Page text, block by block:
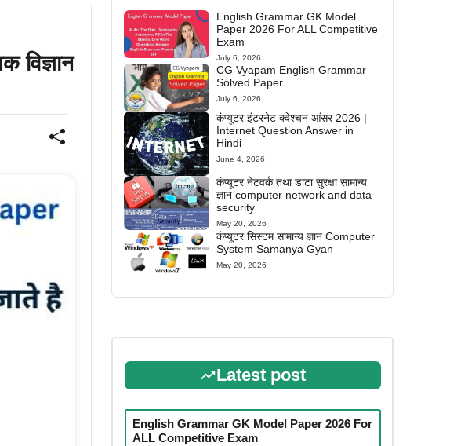
English Grammar GK Model
Paper 2026 For ALL Competitive
Exam
July 6, 2026
CG Vyapam English Grammar
Solved Paper
July 6, 2026
कंप्यूटर इंटरनेट क्वेश्चन आंसर 2026 |
Internet Question Answer in
Hindi
June 4, 2026
कंप्यूटर नेटवर्क तथा डाटा सुरक्षा सामान्य
ज्ञान computer network and data
security
May 20, 2026
कंप्यूटर सिस्टम सामान्य ज्ञान Computer
System Samanya Gyan
May 20, 2026
Latest post
English Grammar GK Model Paper 2026 For
ALL Competitive Exam